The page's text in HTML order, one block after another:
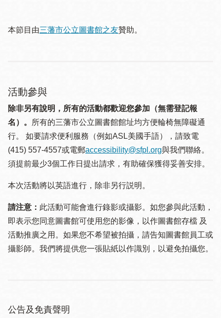
本節目由三藩市公立圖書館之友贊助。
活動參與
除非另有說明，所有的活動都歡迎您參加（無需登記報
名）。
所有的三藩市公立圖書館館址均方便輪椅無障礙通
行。 如要請求便利服務（例如ASL美國手語），請致電
(415) 557-4557或電郵accessibility@sfpl.org與我們聯絡。
須提 前最少3個工作日提出請求，有助確保獲得妥善安排。
本次活動將以英語進行，除非另行説明。
請注意： 此活動可能會進行錄影或攝影。如您參與此活動，
即表示您同意圖書館可使用您的影像，以作圖書館存檔 及
活動推廣之用。如果您不希望被拍攝，請告知圖書館員工或
攝影師。我們將提供您一張貼紙以作識別，以避免拍攝您。
公告及免責聲明